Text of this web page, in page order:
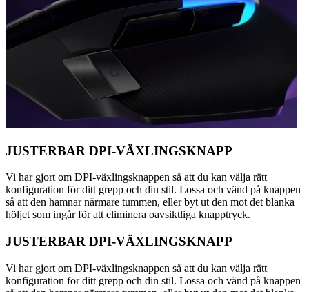
JUSTERBAR DPI-VÄXLINGSKNAPP
Vi har gjort om DPI-växlingsknappen så att du kan välja rätt
konfiguration för ditt grepp och din stil. Lossa och vänd på knappen
så att den hamnar närmare tummen, eller byt ut den mot det blanka
höljet som ingår för att eliminera oavsiktliga knapptryck.
JUSTERBAR DPI-VÄXLINGSKNAPP
Vi har gjort om DPI-växlingsknappen så att du kan välja rätt
konfiguration för ditt grepp och din stil. Lossa och vänd på knappen